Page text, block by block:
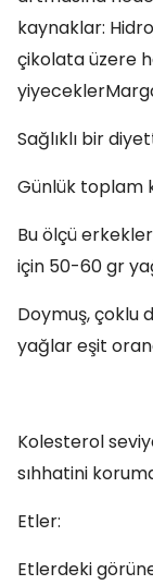
kaynaklar:
çikolata üzere
Sağlıklı bir
Günlük toplam
Bu ölçü
için 50-60 gr
Doymuş, çoklu
yağlar eşit
Kolesterol
sıhhatini
Etler:
Etlerdeki